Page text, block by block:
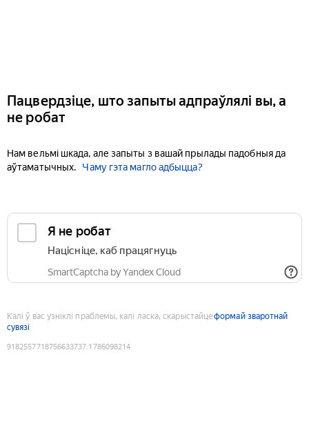
Пацвердзіце, што запыты адпраўлялі вы, а
не робат
Нам вельмі шкада, але запыты з вашай прылады падобныя да
аўтаматычных.
Чаму гэта магло адбыцца?
Я не робат
Націсніце, каб працягнуць
SmartCaptcha by Yandex Cloud
Калі ў вас узніклі праблемы, калі ласка, скарыстайцеформай зваротнай
сувязі
9182557718756633737:1786098214